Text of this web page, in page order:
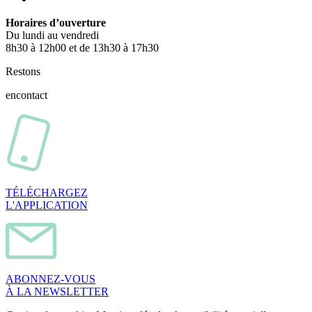
Horaires d’ouverture
Du lundi au vendredi
8h30 à 12h00 et de 13h30 à 17h30
Restons
encontact
TÉLÉCHARGEZ
L'APPLICATION
ABONNEZ-VOUS
À LA NEWSLETTER